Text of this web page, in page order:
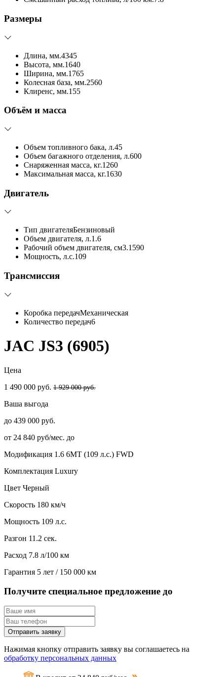
Размеры
Длина, мм.4345
Высота, мм.1640
Ширина, мм.1765
Колесная база, мм.2560
Клиренс, мм.155
Объём и масса
Объем топливного бака, л.45
Объем багажного отделения, л.600
Снаряженная масса, кг.1260
Максимальная масса, кг.1630
Двигатель
Тип двигателяБензиновый
Объем двигателя, л.1.6
Рабочий объем двигателя, см3.1590
Мощность, л.с.109
Трансмиссия
Коробка передачМеханическая
Количество передач6
JAC JS3 (6905)
Цена
1 490 000 руб. 1 929 000 руб.
Ваша выгода
до 439 000 руб.
от 24 840 руб/мес. до
Модификация 1.6 6MT (109 л.с.) FWD
Комплектация Luxury
Цвет Черный
Скорость 180 км/ч
Мощность 109 л.с.
Разгон 11.2 сек.
Расход 7.8 л/100 км
Гарантия 5 лет / 150 000 км
Получите специальное предложение до
Отправить заявку
Нажимая кнопку отправить заявку вы соглашаетесь на
обработку персональных данных